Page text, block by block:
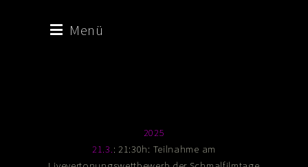
Menü
2025
21.3.: 21:30h: Teilnahme am